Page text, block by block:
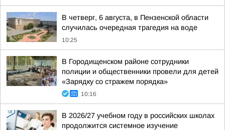
В четверг, 6 августа, в Пензенской области
случилась очередная трагедия на воде
10:25
В Городищенском районе сотрудники
полиции и общественники провели для детей
«Зарядку со стражем порядка»
10:16
В 2026/27 учебном году в российских школах
продолжится системное изучение